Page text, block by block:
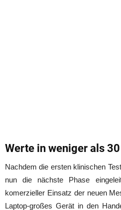
Werte in weniger als
Nachdem die ersten klinischen
nun die nächste Phase
komerzieller Einsatz der neuen
Laptop-großes Gerät in den